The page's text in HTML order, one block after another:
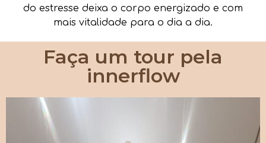
do estresse deixa o corpo energizado e com
mais vitalidade para o dia a dia.
Faça um tour pela
innerflow